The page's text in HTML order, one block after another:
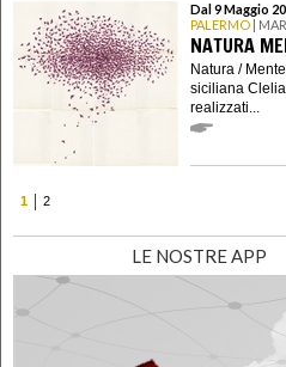
Dal 9 Maggio
PALERMO |
NATURA
Natura /
siciliana
realizzati...
1 2
LE NOSTRE APP